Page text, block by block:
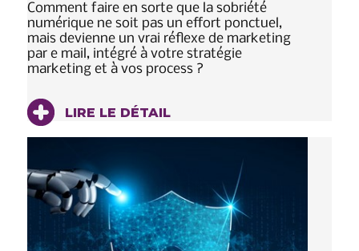
Comment faire en sorte que la sobriété
numérique ne soit pas un effort ponctuel,
mais devienne un vrai réflexe de marketing
par e mail, intégré à votre stratégie
marketing et à vos process ?
LIRE LE DÉTAIL